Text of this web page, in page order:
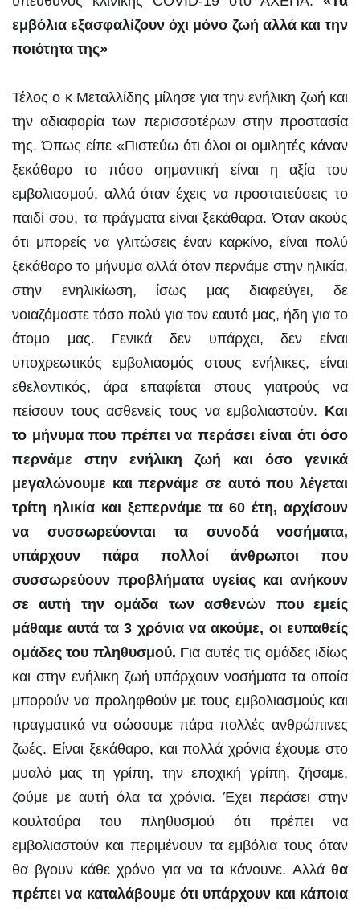
εμβόλια εξασφαλίζουν όχι μόνο ζωή αλλά και την
ποιότητα της»
Τέλος ο κ Μεταλλίδης μίλησε για την ενήλικη ζωή και
την αδιαφορία των περισσοτέρων στην προστασία
της. Όπως είπε «Πιστεύω ότι όλοι οι ομιλητές κάναν
ξεκάθαρο το πόσο σημαντική είναι η αξία του
εμβολιασμού, αλλά όταν έχεις να προστατεύσεις το
παιδί σου, τα πράγματα είναι ξεκάθαρα. Όταν ακούς
ότι μπορείς να γλιτώσεις έναν καρκίνο, είναι πολύ
ξεκάθαρο το μήνυμα αλλά όταν περνάμε στην ηλικία,
στην ενηλικίωση, ίσως μας διαφεύγει, δε
νοιαζόμαστε τόσο πολύ για τον εαυτό μας, ήδη για το
άτομο μας. Γενικά δεν υπάρχει, δεν είναι
υποχρεωτικός εμβολιασμός στους ενήλικες, είναι
εθελοντικός, άρα επαφίεται στους γιατρούς να
πείσουν τους ασθενείς τους να εμβολιαστούν. Και
το μήνυμα που πρέπει να περάσει είναι ότι όσο
περνάμε στην ενήλικη ζωή και όσο γενικά
μεγαλώνουμε και περνάμε σε αυτό που λέγεται
τρίτη ηλικία και ξεπερνάμε τα 60 έτη, αρχίσουν
να συσσωρεύονται τα συνοδά νοσήματα,
υπάρχουν πάρα πολλοί άνθρωποι που
συσσωρεύουν προβλήματα υγείας και ανήκουν
σε αυτή την ομάδα των ασθενών που εμείς
μάθαμε αυτά τα 3 χρόνια να ακούμε, οι ευπαθείς
ομάδες του πληθυσμού. Για αυτές τις ομάδες ιδίως
και στην ενήλικη ζωή υπάρχουν νοσήματα τα οποία
μπορούν να προληφθούν με τους εμβολιασμούς και
πραγματικά να σώσουμε πάρα πολλές ανθρώπινες
ζωές. Είναι ξεκάθαρο, και πολλά χρόνια έχουμε στο
μυαλό μας τη γρίπη, την εποχική γρίπη, ζήσαμε,
ζούμε με αυτή όλα τα χρόνια. Έχει περάσει στην
κουλτούρα του πληθυσμού ότι πρέπει να
εμβολιαστούν και περιμένουν τα εμβόλια τους όταν
θα βγουν κάθε χρόνο για να τα κάνουνε. Αλλά θα
πρέπει να καταλάβουμε ότι υπάρχουν και κάποια